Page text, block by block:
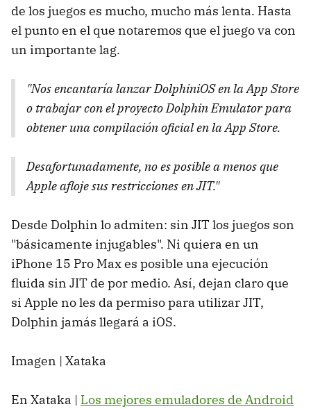
de los juegos es mucho, mucho más lenta. Hasta
el punto en el que notaremos que el juego va con
un importante lag.
"Nos encantaría lanzar DolphiniOS en la App Store
o trabajar con el proyecto Dolphin Emulator para
obtener una compilación oficial en la App Store.
Desafortunadamente, no es posible a menos que
Apple afloje sus restricciones en JIT."
Desde Dolphin lo admiten: sin JIT los juegos son
"básicamente injugables". Ni quiera en un
iPhone 15 Pro Max es posible una ejecución
fluida sin JIT de por medio. Así, dejan claro que
si Apple no les da permiso para utilizar JIT,
Dolphin jamás llegará a iOS.
Imagen | Xataka
En Xataka | Los mejores emuladores de Android